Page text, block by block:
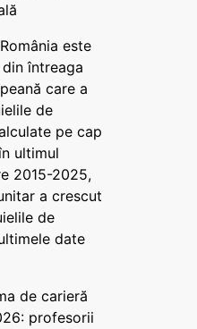
este
întreaga
care a
de
pe cap
ultimul
2015-2025,
a crescut
de
date
de carieră
profesorii